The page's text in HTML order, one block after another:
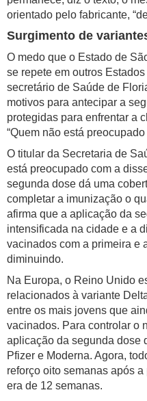
orientado pelo fabricante,
Surgimento de
O medo que o Estado de
se repete em outros
secretário de Saúde de
motivos para antecipar a
protegidas para enfrentar a
“Quem não está
O titular da Secretaria de
está preocupado com a
segunda dose dá uma
completar a imunização o
afirma que a aplicação da
intensificada na cidade e a
vacinados com a primeira e
diminuindo.
Na Europa, o Reino Unido
relacionados à variante
entre os mais jovens que
vacinados. Para controlar o
aplicação da segunda dose
Pfizer e Moderna. Agora,
reforço oito semanas após
era de 12 semanas.